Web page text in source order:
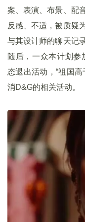
案、表演、布景、配
反感、不适，被质疑
与其设计师的聊天记
随后，一众本计划参
态退出活动，“祖国
消D&G的相关活动。